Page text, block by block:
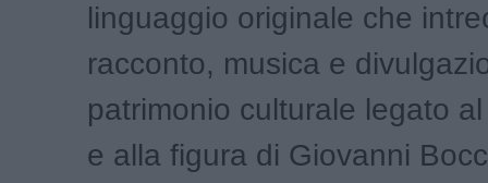
linguaggio originale che
racconto, musica e
patrimonio culturale legato
e alla figura di Giovanni